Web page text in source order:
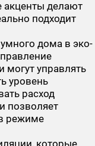
акценты делают
подходит
дома в эко-
могут управлять
уровень
расход
позволяет
режиме
которые